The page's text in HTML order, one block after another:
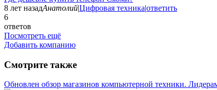
8 лет назадАнатолий|Цифровая техника|ответить
6
ответов
Посмотреть ещё
Добавить компанию
Смотрите также
Обновлен обзор магазинов компьютерной техники.